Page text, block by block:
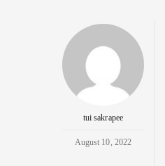
tui sakrapee
August 10, 2022